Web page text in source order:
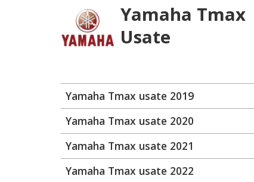
Yamaha Tmax
Usate
Yamaha Tmax usate 2019
Yamaha Tmax usate 2020
Yamaha Tmax usate 2021
Yamaha Tmax usate 2022